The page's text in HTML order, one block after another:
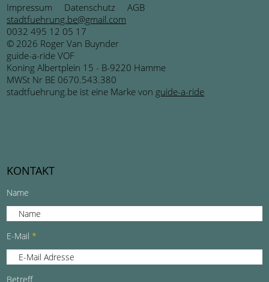
KONTAKT
Name
E-Mail
Betreff
Impressum
Datenschutz
AGB
stadtfuehrung.be@gmail.com
0032 495 12 05 17
© 2026 Roger Van Buynder
guide-a-ride VOF
Koning Albertplein 15 - B-9220 Hamme
MWSt Nr BE 0670.543.380
stadtfuehrung.be ist eine Marke von guide-a-ride